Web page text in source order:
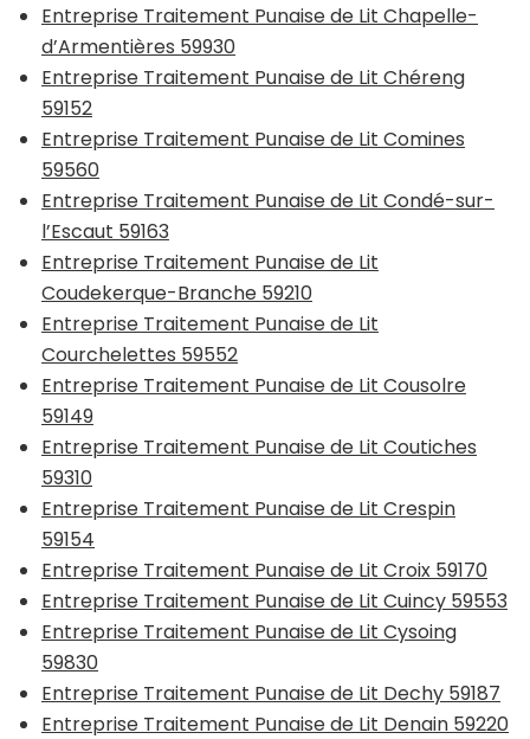
Entreprise Traitement Punaise de Lit Chapelle-
d’Armentières 59930
Entreprise Traitement Punaise de Lit Chéreng
59152
Entreprise Traitement Punaise de Lit Comines
59560
Entreprise Traitement Punaise de Lit Condé-sur-
l’Escaut 59163
Entreprise Traitement Punaise de Lit
Coudekerque-Branche 59210
Entreprise Traitement Punaise de Lit
Courchelettes 59552
Entreprise Traitement Punaise de Lit Cousolre
59149
Entreprise Traitement Punaise de Lit Coutiches
59310
Entreprise Traitement Punaise de Lit Crespin
59154
Entreprise Traitement Punaise de Lit Croix 59170
Entreprise Traitement Punaise de Lit Cuincy 59553
Entreprise Traitement Punaise de Lit Cysoing
59830
Entreprise Traitement Punaise de Lit Dechy 59187
Entreprise Traitement Punaise de Lit Denain 59220